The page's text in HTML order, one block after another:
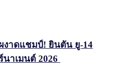
งาดแชมป์! ยินตัน ยู-14
าเมนต์ 2026